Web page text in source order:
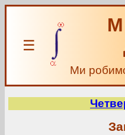
☰
Ми